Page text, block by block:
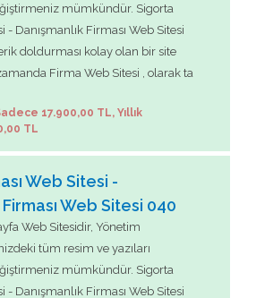
mümkündür. Sigorta
- Danışmanlık Firması Web Sitesi
doldurması kolay olan bir site
Firma Web Sitesi , olarak ta
17.900,00 TL, Yıllık
TL
Web Sitesi -
Firması Web Sitesi 040
Web Sitesidir, Yönetim
tüm resim ve yazıları
mümkündür. Sigorta
- Danışmanlık Firması Web Sitesi